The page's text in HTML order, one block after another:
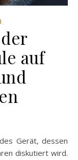
auf
diskutiert wird.